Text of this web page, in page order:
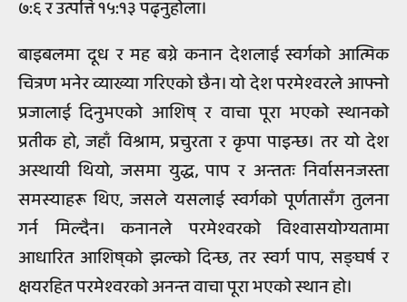
७:६ र उत्पत्ति १५:१३ पढ़्‍नुहोला।
बाइबलमा दूध र मह बग्ने कनान देशलाई स्वर्गको आत्मिक
चित्रण भनेर व्याख्या गरिएको छैन। यो देश परमेश्‍वरले आफ्नो
प्रजालाई दिनुभएको आशिष्‌ र वाचा पूरा भएको स्थानको
प्रतीक हो, जहाँ विश्राम, प्रचुरता र कृपा पाइन्छ। तर यो देश
अस्थायी थियो, जसमा युद्ध, पाप र अन्ततः निर्वासनजस्ता
समस्याहरू थिए, जसले यसलाई स्वर्गको पूर्णतासँग तुलना
गर्न मिल्दैन। कनानले परमेश्‍वरको विश्वासयोग्यतामा
आधारित आशिष्‌को झल्को दिन्छ, तर स्वर्ग पाप, सङ्घर्ष र
क्षयरहित परमेश्‍वरको अनन्त वाचा पूरा भएको स्थान हो।